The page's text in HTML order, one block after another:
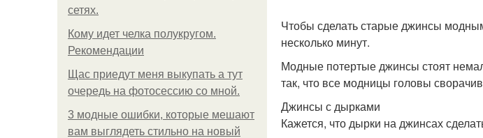
сетях.
Кому идет челка полукругом.
Рекомендации
Щас приедут меня выкупать а тут
очередь на фотосессию со мной.
3 модные ошибки, которые мешают
вам выглядеть стильно на новый
Чтобы сделать старые джинсы
несколько минут.
Модные потертые джинсы стоят
так, что все модницы головы
Джинсы с дырками
Кажется, что дырки на джинсах